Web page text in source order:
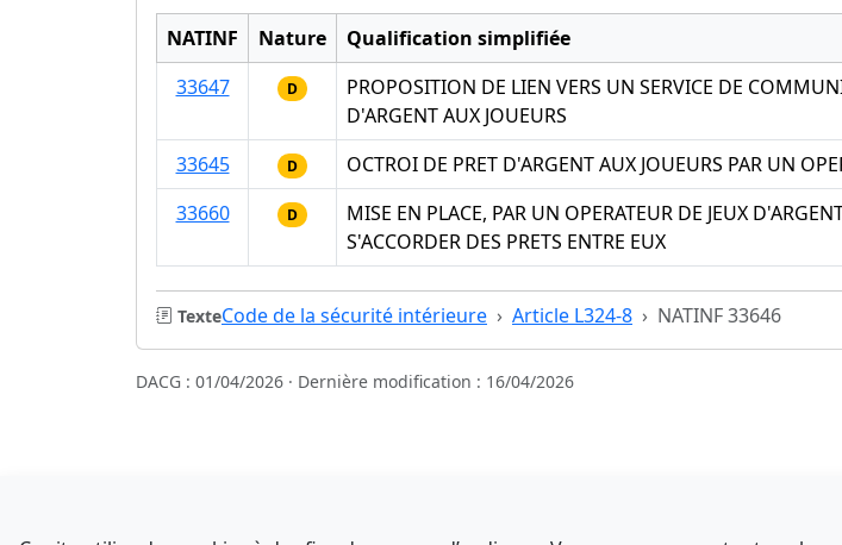
NATINF Nature
Qualification simplifiée
33647
D
PROPOSITION DE LIEN VERS UN SERVICE DE
D'ARGENT AUX JOUEURS
33645
D
OCTROI DE PRET D'ARGENT AUX JOUEURS PAR UN
33660
D
MISE EN PLACE, PAR UN OPERATEUR DE JEUX
S'ACCORDER DES PRETS ENTRE EUX
TexteCode de la sécurité intérieure Article L324-8 NATINF 33646
DACG : 01/04/2026 · Dernière modification : 16/04/2026